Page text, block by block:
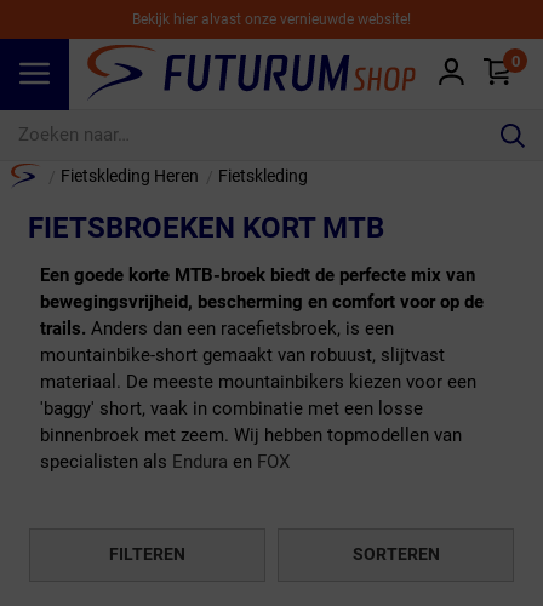
Bekijk hier alvast onze vernieuwde website!
0
Home Fietskleding Heren Fietskleding
FIETSBROEKEN KORT MTB
Een goede korte MTB-broek biedt de perfecte mix van
bewegingsvrijheid, bescherming en comfort voor op de
trails. Anders dan een racefietsbroek, is een
mountainbike-short gemaakt van robuust, slijtvast
materiaal. De meeste mountainbikers kiezen voor een
'baggy' short, vaak in combinatie met een losse
binnenbroek met zeem. Wij hebben topmodellen van
specialisten als Endura en FOX
FILTEREN SORTEREN